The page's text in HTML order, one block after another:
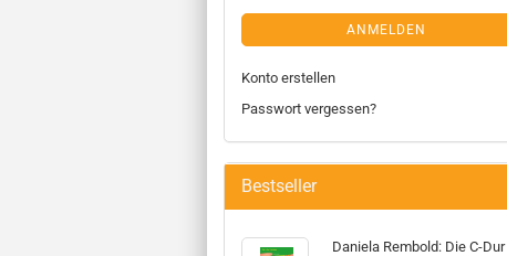
ANMELDEN
Konto erstellen
Passwort vergessen?
Bestseller
Daniela Rembold: Die C-Dur